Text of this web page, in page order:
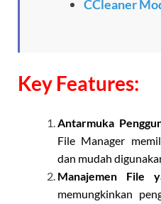
CCleaner
Key Features:
Antarmuka
File Manager
dan mudah
Manajemen File
memungkinkan